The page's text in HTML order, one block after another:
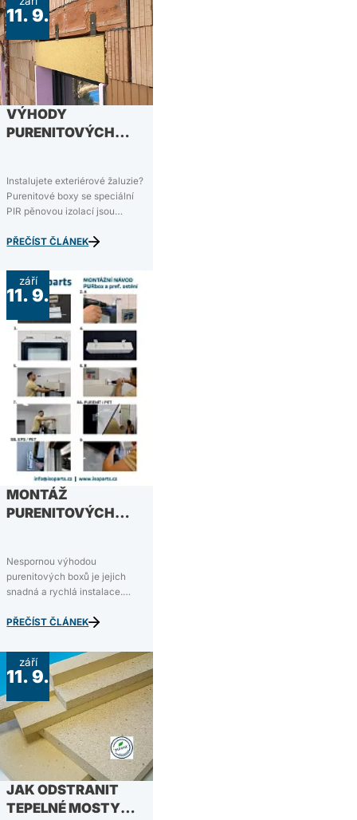
11. 9.
VÝHODY
PURENITOVÝCH
Instalujete exteriérové žaluzie?
Purenitové boxy se speciální
PIR pěnovou izolací jsou
řešením, kterým se šetří čas,
článku rozebereme hlavní
výhody purenitových boxů a z
čeho se purenitový box
PŘEČÍST ČLÁNEK
září
11. 9.
MONTÁŽ
PURENITOVÝCH
EXTERIÉROVÉ
ŽALUZIE
Nespornou výhodou
purenitových boxů je jejich
snadná a rychlá instalace.
– produktu na polyuretanové
má vynikající tepelně izolační
vlastnosti. Purenitové boxy
zároveň dlouho vydrží,…
PŘEČÍST ČLÁNEK
září
11. 9.
JAK ODSTRANIT
TEPELNÉ MOSTY